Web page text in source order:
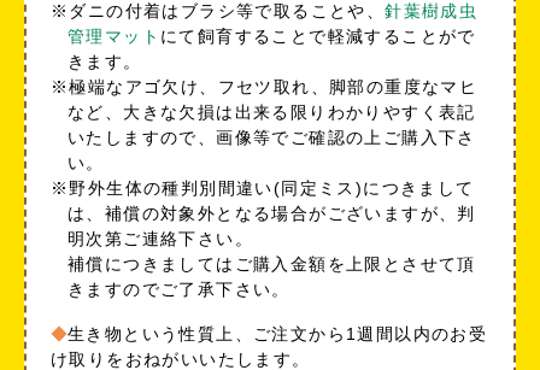
※ダニの付着はブラシ等で取ることや、針葉樹成虫
管理マット にて飼育することで軽減することがで
きます。
※極端なアゴ欠け、フセツ取れ、脚部の重度なマヒ
など、大きな欠損は出来る限りわかりやすく表記
いたしますので、画像等でご確認の上ご購入下さ
い。
※野外生体の種判別間違い(同定ミス)につきまして
は、補償の対象外となる場合がございますが、判
明次第ご連絡下さい。
補償につきましてはご購入金額を上限とさせて頂
きますのでご了承下さい。
生き物という性質上、ご注文から1週間以内のお受
け取りをおねがいいたします。